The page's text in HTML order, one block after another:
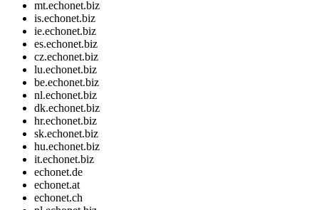
mt.echonet.biz
is.echonet.biz
ie.echonet.biz
es.echonet.biz
cz.echonet.biz
lu.echonet.biz
be.echonet.biz
nl.echonet.biz
dk.echonet.biz
hr.echonet.biz
sk.echonet.biz
hu.echonet.biz
it.echonet.biz
echonet.de
echonet.at
echonet.ch